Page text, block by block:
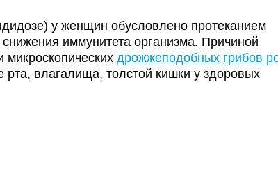
у женщин обусловлено протеканием
иммунитета организма. Причиной
микроскопических дрожжеподобных грибов
влагалища, толстой кишки у здоровых